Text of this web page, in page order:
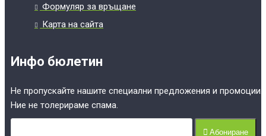
Формуляр за връщане
Карта на сайта
Инфо бюлетин
Не пропускайте нашите специални предложения и промоции.
Ние не толерираме спама.
Абониране